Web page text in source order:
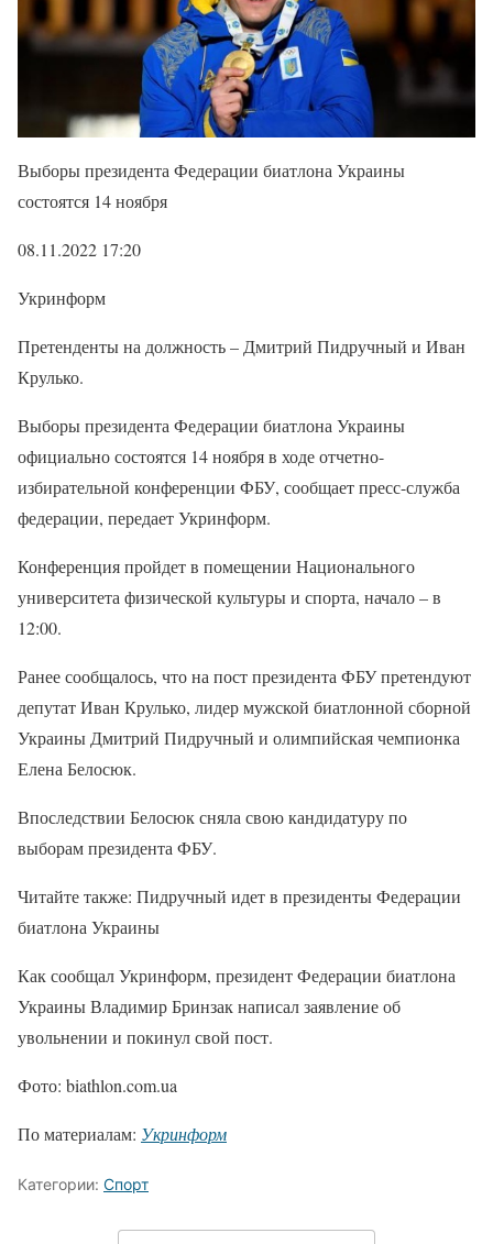
Выборы президента Федерации биатлона Украины
состоятся 14 ноября
08.11.2022 17:20
Укринформ
Претенденты на должность – Дмитрий Пидручный и Иван
Крулько.
Выборы президента Федерации биатлона Украины
официально состоятся 14 ноября в ходе отчетно-
избирательной конференции ФБУ, сообщает пресс-служба
федерации, передает Укринформ.
Конференция пройдет в помещении Национального
университета физической культуры и спорта, начало – в
12:00.
Ранее сообщалось, что на пост президента ФБУ претендуют
депутат Иван Крулько, лидер мужской биатлонной сборной
Украины Дмитрий Пидручный и олимпийская чемпионка
Елена Белосюк.
Впоследствии Белосюк сняла свою кандидатуру по
выборам президента ФБУ.
Читайте также: Пидручный идет в президенты Федерации
биатлона Украины
Как сообщал Укринформ, президент Федерации биатлона
Украины Владимир Бринзак написал заявление об
увольнении и покинул свой пост.
Фото: biathlon.com.ua
По материалам: Укринформ
Категории: Спорт